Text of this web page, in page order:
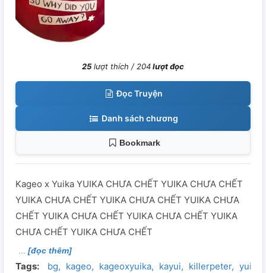
25 lượt thích /204lượt đọc
Đọc Truyện
Danh sách chương
Bookmark
Kageo x Yuika YUIKA CHƯA CHẾT YUIKA CHƯA CHẾT
YUIKA CHƯA CHẾT YUIKA CHƯA CHẾT YUIKA CHƯA
CHẾT YUIKA CHƯA CHẾT YUIKA CHƯA CHẾT YUIKA
CHƯA CHẾT YUIKA CHƯA CHẾT
[đọc thêm]
Tags: bg kageo kageoxyuika kayui killerpeter yuika